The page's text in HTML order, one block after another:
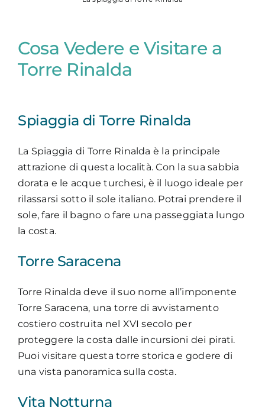
Cosa Vedere e Visitare a
Torre Rinalda
Spiaggia di Torre Rinalda
La Spiaggia di Torre Rinalda è la principale
attrazione di questa località. Con la sua sabbia
dorata e le acque turchesi, è il luogo ideale per
rilassarsi sotto il sole italiano. Potrai prendere il
sole, fare il bagno o fare una passeggiata lungo
la costa.
Torre Saracena
Torre Rinalda deve il suo nome all’imponente
Torre Saracena, una torre di avvistamento
costiero costruita nel XVI secolo per
proteggere la costa dalle incursioni dei pirati.
Puoi visitare questa torre storica e godere di
una vista panoramica sulla costa.
Vita Notturna